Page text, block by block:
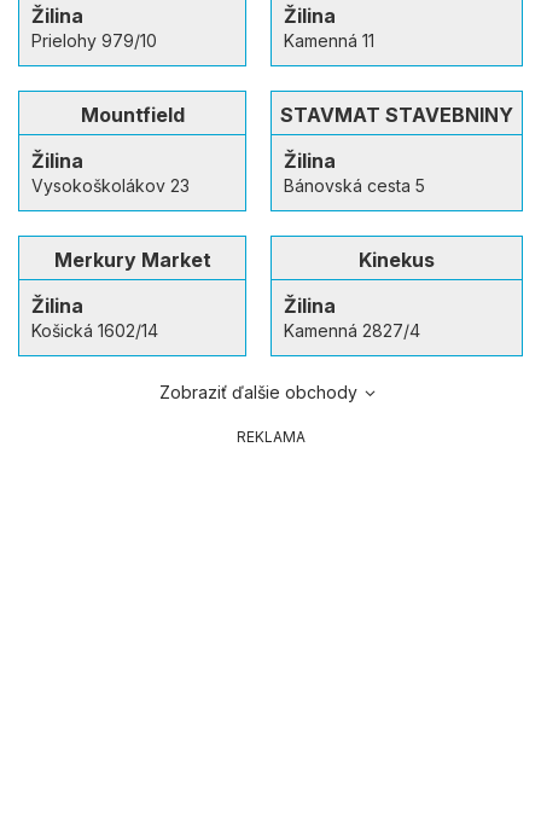
Žilina
Prielohy 979/10
Žilina
Kamenná 11
Mountfield
Žilina
Vysokoškolákov 23
STAVMAT STAVEBNINY
Žilina
Bánovská cesta 5
Merkury Market
Žilina
Košická 1602/14
Kinekus
Žilina
Kamenná 2827/4
Zobraziť ďalšie obchody
REKLAMA